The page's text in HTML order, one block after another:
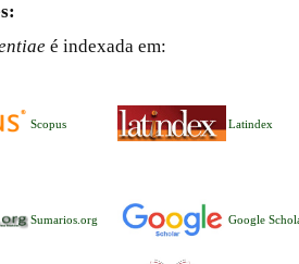
é indexada em:
Scopus Latindex
Sumarios.org Google